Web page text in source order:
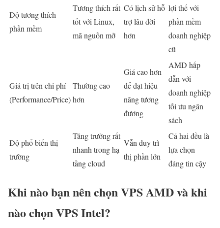
Độ tương thích
phần mềm
Tương thích rất
tốt với Linux,
mã nguồn mở
Có lịch sử hỗ
trợ lâu đời
hơn
lợi thế với
phần mềm
doanh nghiệp
cũ
Giá trị trên chi phí
(Performance/Price)
Thường cao
hơn
Giá cao hơn
để đạt hiệu
năng tương
đương
AMD hấp
dẫn với
doanh nghiệp
tối ưu ngân
sách
Độ phổ biến thị
trường
Tăng trưởng rất
nhanh trong hạ
tầng cloud
Vẫn duy trì
thị phần lớn
Cả hai đều là
lựa chọn
đáng tin cậy
Khi nào bạn nên chọn VPS AMD và khi
nào chọn VPS Intel?